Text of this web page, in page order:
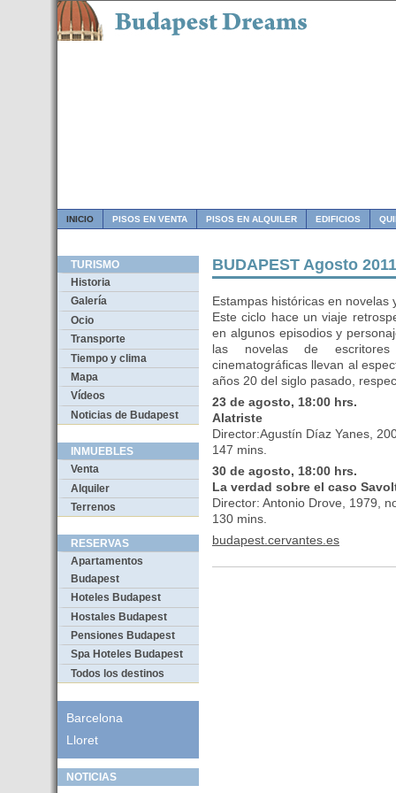
INICIO PISOS EN VENTA PISOS EN ALQUILER EDIFICIOS
TURISMO
Historia
Galería
Ocio
Transporte
Tiempo y clima
Mapa
Vídeos
Noticias de Budapest
INMUEBLES
Venta
Alquiler
Terrenos
RESERVAS
Apartamentos
Budapest
Hoteles Budapest
Hostales Budapest
Pensiones Budapest
Spa Hoteles Budapest
Todos los destinos
Barcelona
Lloret
NOTICIAS
BUDAPEST Agosto
Estampas históricas en novelas
Este ciclo hace un viaje
en algunos episodios y
las novelas de
cinematográficas llevan al
años 20 del siglo pasado,
23 de agosto, 18:00 hrs.
Alatriste
Director:Agustín Díaz Yanes,
147 mins.
30 de agosto, 18:00 hrs.
La verdad sobre el caso
Director: Antonio Drove, 1979,
130 mins.
budapest.cervantes.es